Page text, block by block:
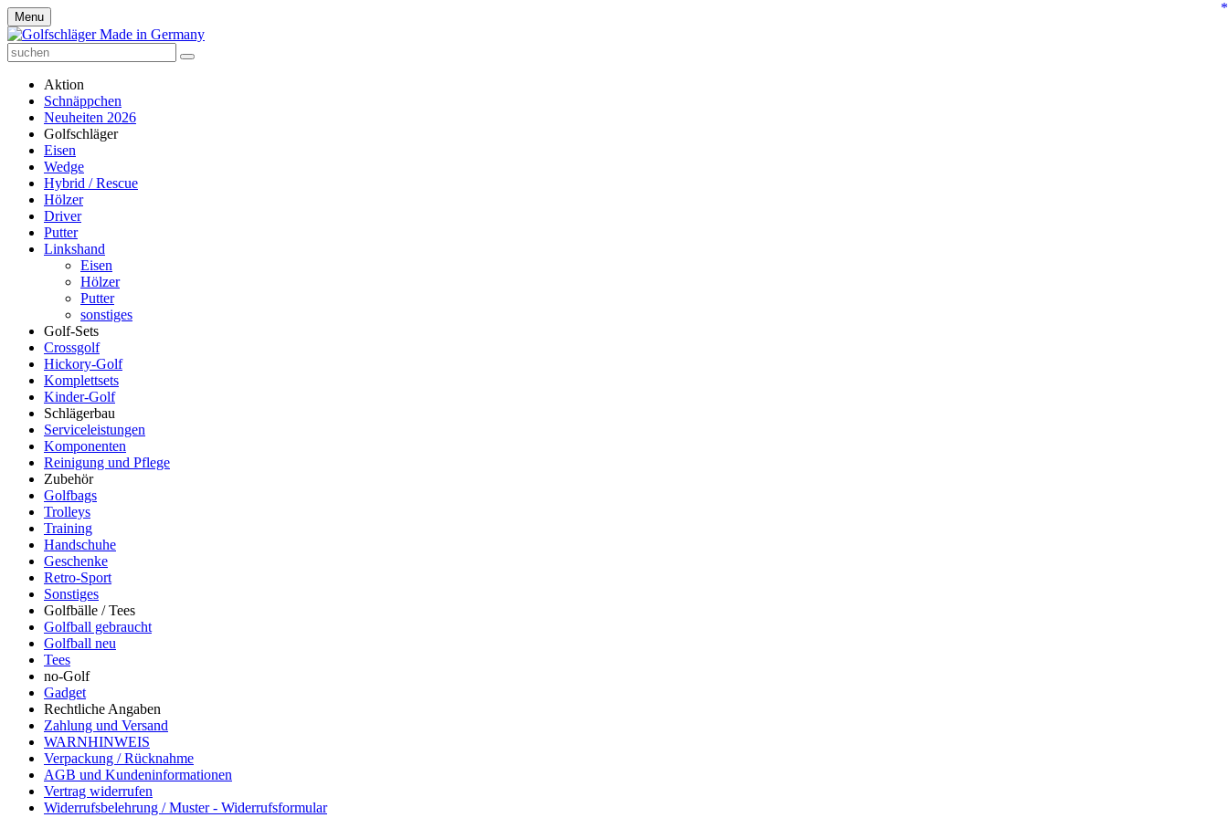
Menu
Aktion
Schnäppchen
Neuheiten 2026
Golfschläger
Eisen
Wedge
Hybrid / Rescue
Hölzer
Driver
Putter
Linkshand
Eisen
Hölzer
Putter
sonstiges
Golf-Sets
Crossgolf
Hickory-Golf
Komplettsets
Kinder-Golf
Schlägerbau
Serviceleistungen
Komponenten
Reinigung und Pflege
Zubehör
Golfbags
Trolleys
Training
Handschuhe
Geschenke
Retro-Sport
Sonstiges
Golfbälle / Tees
Golfball gebraucht
Golfball neu
Tees
no-Golf
Gadget
Rechtliche Angaben
Zahlung und Versand
WARNHINWEIS
Verpackung / Rücknahme
AGB und Kundeninformationen
Vertrag widerrufen
Widerrufsbelehrung / Muster - Widerrufsformular
*